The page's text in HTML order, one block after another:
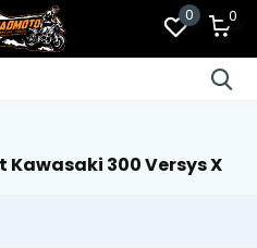
0 0
300 Versys X